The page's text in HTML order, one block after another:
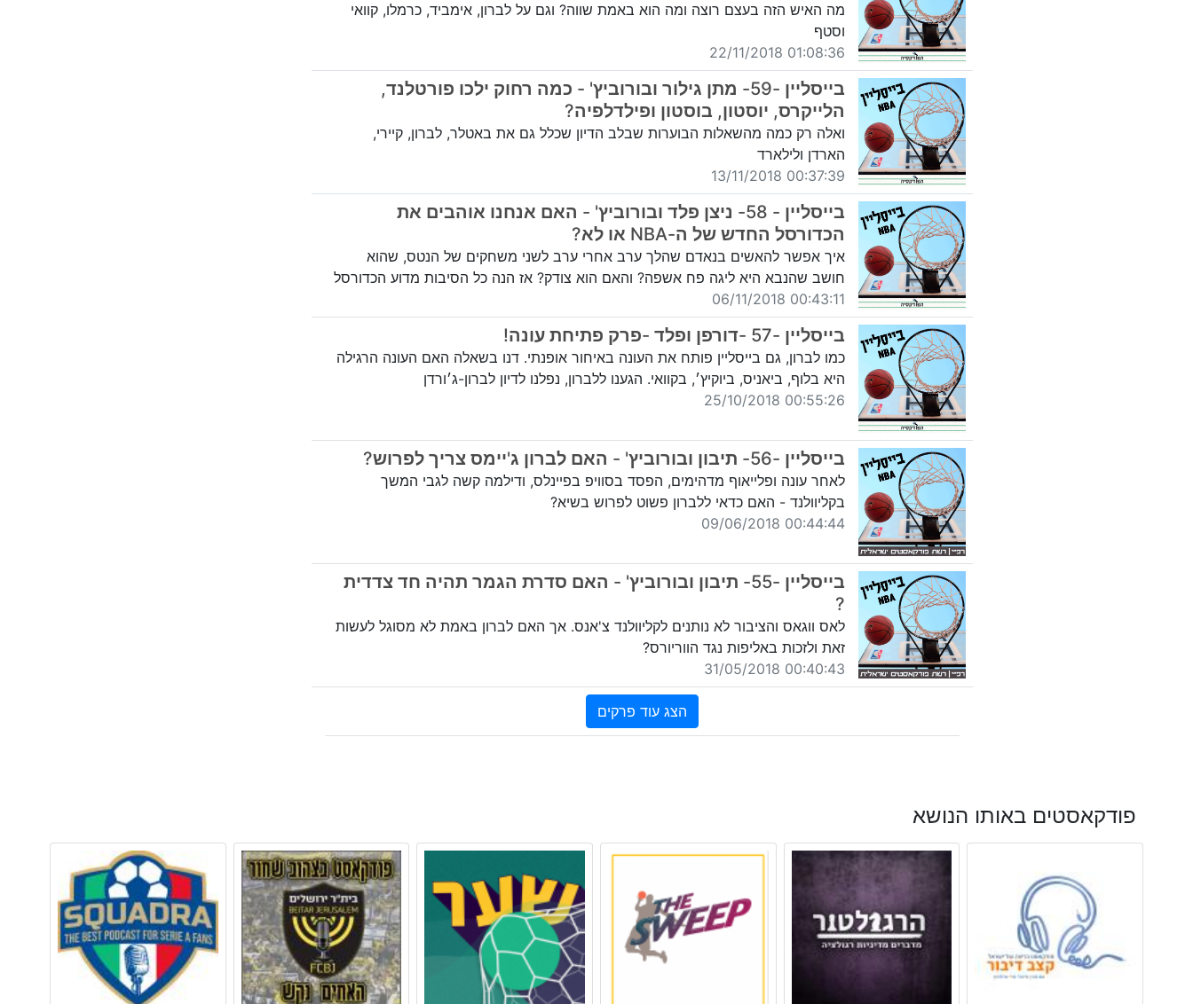
מה האיש הזה בעצם רוצה ומה הוא באמת שווה? וגם על לברון, אימביד, כרמלו, קוואי
וסטף
01:08:36 22/11/2018
בייסליין -59- מתן גילור ובורוביץ' - כמה רחוק ילכו פורטלנד,
הלייקרס, יוסטון, בוסטון ופילדלפיה?
ואלה רק כמה מהשאלות הבוערות שבלב הדיון שכלל גם את באטלר, לברון, קיירי,
הארדן ולילארד
00:37:39 13/11/2018
בייסליין - 58- ניצן פלד ובורוביץ' - האם אנחנו אוהבים את
הכדורסל החדש של ה-NBA או לא?
איך אפשר להאשים בנאדם שהלך ערב אחרי ערב לשני משחקים של הנטס, שהוא
חושב שהנבא היא ליגה פח אשפה? והאם הוא צודק? אז הנה כל הסיבות מדוע הכדורסל
00:43:11 06/11/2018
בייסליין -57 -דורפן ופלד -פרק פתיחת עונה!
כמו לברון, גם בייסליין פותח את העונה באיחור אופנתי. דנו בשאלה האם העונה הרגילה
היא בלוף, ביאניס, ביוקיץ׳, בקוואי. הגענו ללברון, נפלנו לדיון לברון-ג׳ורדן
00:55:26 25/10/2018
בייסליין -56- תיבון ובורוביץ' - האם לברון ג'יימס צריך לפרוש?
לאחר עונה ופלייאוף מדהימים, הפסד בסוויפ בפיינלס, ודילמה קשה לגבי המשך
בקליוולנד - האם כדאי ללברון פשוט לפרוש בשיא?
00:44:44 09/06/2018
בייסליין -55- תיבון ובורוביץ' - האם סדרת הגמר תהיה חד צדדית
?
לאס ווגאס והציבור לא נותנים לקליוולנד צ'אנס. אך האם לברון באמת לא מסוגל לעשות
זאת ולזכות באליפות נגד הווריורס?
00:40:43 31/05/2018
הצג עוד פרקים
פודקאסטים באותו הנושא